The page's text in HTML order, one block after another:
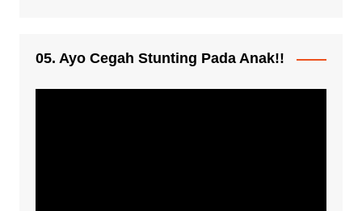
05. Ayo Cegah Stunting Pada Anak!!